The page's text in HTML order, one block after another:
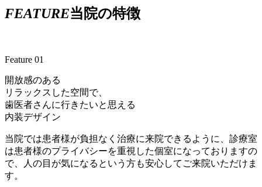
FEATURE当院の特徴
Feature 01
開放感のある
リラックスした空間で、
歯医者さんに行きたいと思える
内装デザイン
当院では患者様が負担なく治療に来院できるように、診療室
は患者様のプライバシーを重視した個室になっておりますの
で、人の目が気になるという方も安心してご来院いただけま
す。